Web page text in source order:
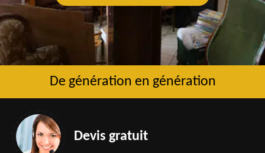
De génération en génération
Devis gratuit